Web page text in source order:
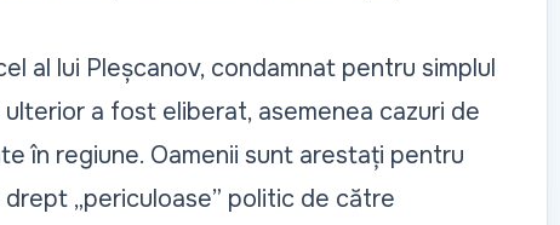
al lui Pleșcanov, condamnat pentru simplul
a fost eliberat, asemenea cazuri de
în regiune. Oamenii sunt arestați pentru
„periculoase” politic de către